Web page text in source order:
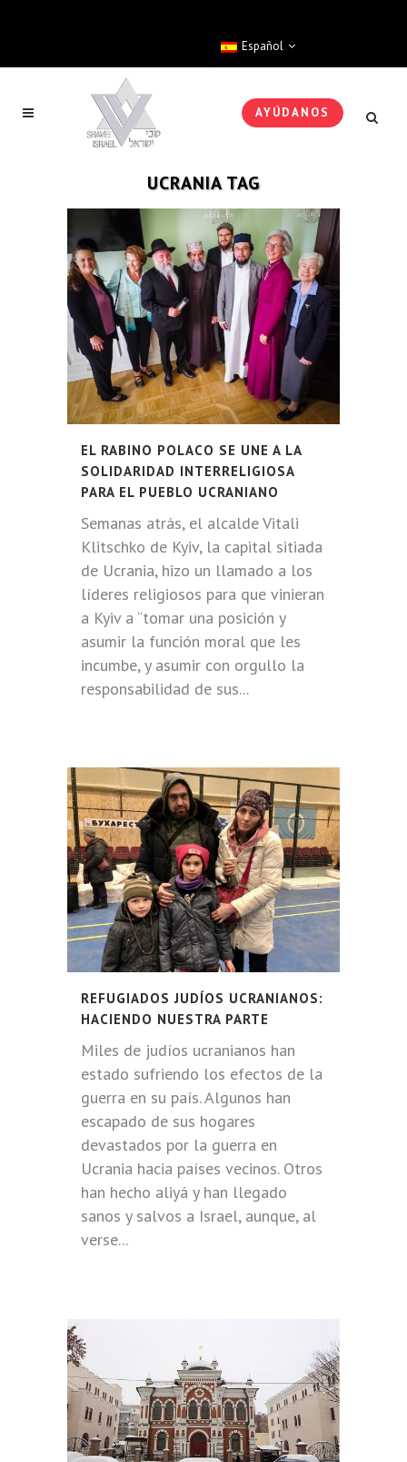
Español
AYÚDANOS
UCRANIA TAG
EL RABINO POLACO SE UNE A LA
SOLIDARIDAD INTERRELIGIOSA
PARA EL PUEBLO UCRANIANO
Semanas atrás, el alcalde Vitali
Klitschko de Kyiv, la capital sitiada
de Ucrania, hizo un llamado a los
líderes religiosos para que vinieran
a Kyiv a “tomar una posición y
asumir la función moral que les
incumbe, y asumir con orgullo la
responsabilidad de sus...
REFUGIADOS JUDÍOS UCRANIANOS:
HACIENDO NUESTRA PARTE
Miles de judíos ucranianos han
estado sufriendo los efectos de la
guerra en su país. Algunos han
escapado de sus hogares
devastados por la guerra en
Ucrania hacia países vecinos. Otros
han hecho aliyá y han llegado
sanos y salvos a Israel, aunque, al
verse...